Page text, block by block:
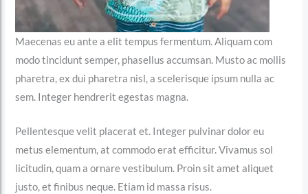
Maecenas eu ante a elit tempus fermentum. Aliquam com
modo tincidunt semper, phasellus accumsan. Musto ac mollis
pharetra, ex dui pharetra nisl, a scelerisque ipsum nulla ac
sem. Integer hendrerit egestas magna.
Pellentesque velit placerat et. Integer pulvinar dolor eu
metus elementum, at commodo erat efficitur. Vivamus sol
licitudin, quam a ornare vestibulum. Proin sit amet aliquet
justo, et finibus neque. Etiam id massa risus.